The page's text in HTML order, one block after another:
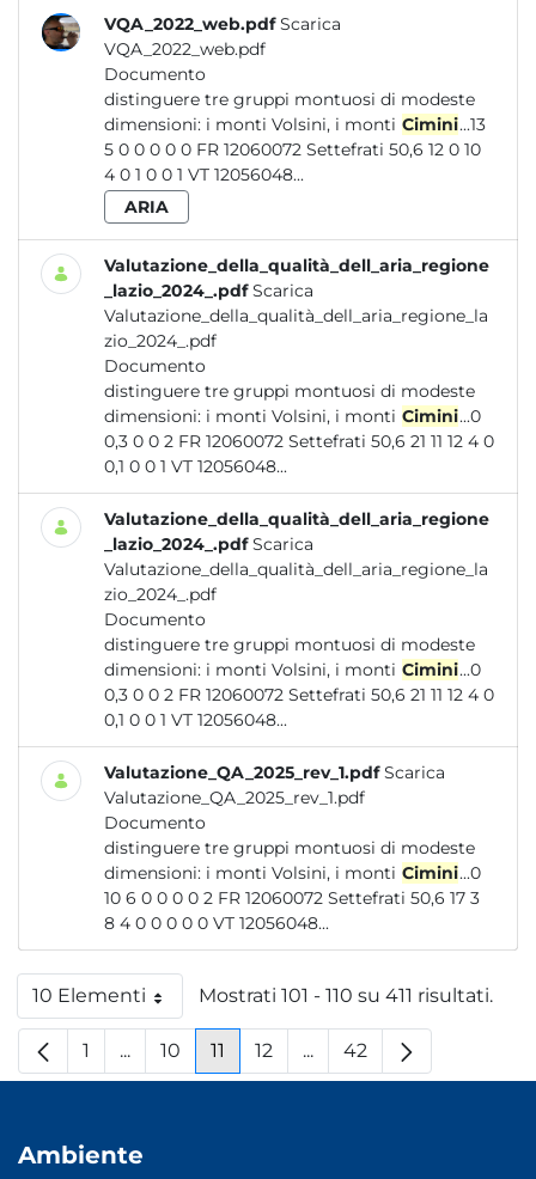
VQA_2022_web.pdf Scarica
VQA_2022_web.pdf
Documento
distinguere tre gruppi montuosi di modeste
dimensioni: i monti Volsini, i monti Cimini...13
5 0 0 0 0 0 FR 12060072 Settefrati 50,6 12 0 10
4 0 1 0 0 1 VT 12056048...
ARIA
Valutazione_della_qualità_dell_aria_regione
_lazio_2024_.pdf Scarica
Valutazione_della_qualità_dell_aria_regione_la
zio_2024_.pdf
Documento
distinguere tre gruppi montuosi di modeste
dimensioni: i monti Volsini, i monti Cimini...0
0,3 0 0 2 FR 12060072 Settefrati 50,6 21 11 12 4 0
0,1 0 0 1 VT 12056048...
Valutazione_della_qualità_dell_aria_regione
_lazio_2024_.pdf Scarica
Valutazione_della_qualità_dell_aria_regione_la
zio_2024_.pdf
Documento
distinguere tre gruppi montuosi di modeste
dimensioni: i monti Volsini, i monti Cimini...0
0,3 0 0 2 FR 12060072 Settefrati 50,6 21 11 12 4 0
0,1 0 0 1 VT 12056048...
Valutazione_QA_2025_rev_1.pdf Scarica
Valutazione_QA_2025_rev_1.pdf
Documento
distinguere tre gruppi montuosi di modeste
dimensioni: i monti Volsini, i monti Cimini...0
10 6 0 0 0 0 2 FR 12060072 Settefrati 50,6 17 3
8 4 0 0 0 0 0 VT 12056048...
10 ElementiPer paginaMostrati 101 - 110 su 411 risultati.
Pagina
1 ...Pagine intermedie
Pagina
10 Pagina
11 Pagina
12 ...Pagine intermedie
Pagina
42
Ambiente